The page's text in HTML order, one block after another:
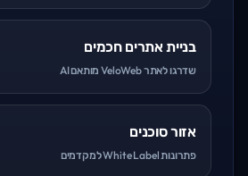
בניית אתרים חכמים
שדרגו לאתר VeloWeb מותאם AI
אזור סוכנים
פתרונות White Label למקדמים